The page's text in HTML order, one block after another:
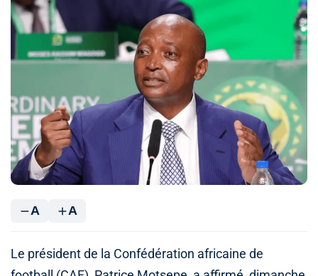
A A
Le président de la Confédération africaine de